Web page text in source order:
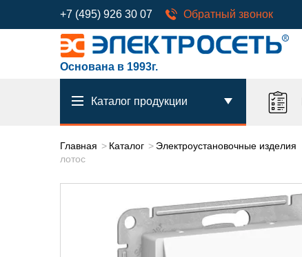
+7 (495) 926 30 07 Обратный звонок
Основана в 1993г.
Каталог продукции
Главная Каталог Электроустановочные изделия
лотос